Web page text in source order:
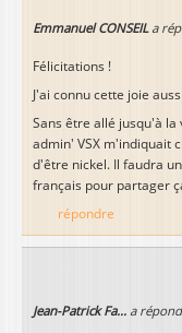
Emmanuel CONSEILa
Félicitations !
J'ai connu cette joie
Sans être allé jusqu'à
admin' VSX m'indiquait
d'être nickel. Il faudra
français pour partager
répondre
Jean-Patrick Fa... a